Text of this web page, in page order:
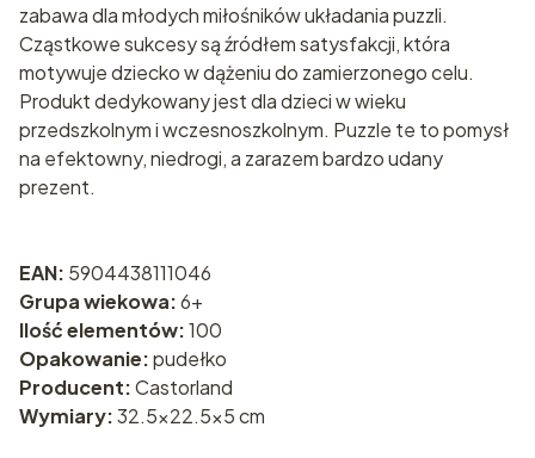
zabawa dla młodych miłośników układania puzzli.
Cząstkowe sukcesy są źródłem satysfakcji, która
motywuje dziecko w dążeniu do zamierzonego celu.
Produkt dedykowany jest dla dzieci w wieku
przedszkolnym i wczesnoszkolnym. Puzzle te to pomysł
na efektowny, niedrogi, a zarazem bardzo udany
prezent.
EAN: 5904438111046
Grupa wiekowa:6+
Ilość elementów:100
Opakowanie:pudełko
Producent:Castorland
Wymiary:32.5x22.5x5 cm